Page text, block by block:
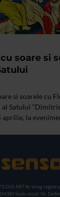
soare si
si soarele cu
Satului
aprilie, la
ART Nr inreg
Sediu social: Str.